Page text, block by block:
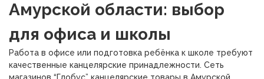
Амурской области: выбор
для офиса и школы
Работа в офисе или подготовка ребёнка к школе требуют
качественные канцелярские принадлежности. Сеть